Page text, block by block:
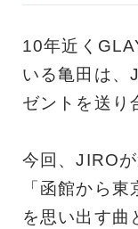
10年近く
いる亀田は、
ゼントを送り
今回、JIRO
「函館から
を思い出す曲